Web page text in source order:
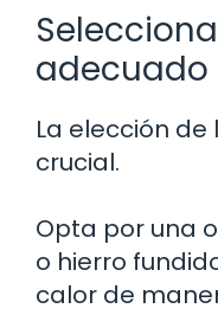
adecuado
La elección
crucial.
Opta por una
o hierro
calor de